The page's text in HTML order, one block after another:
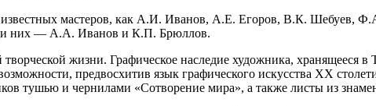
мастеров, как А.И. Иванов, А.Е. Егоров, В.К. Шебуев,
них — А.А. Иванов и К.П. Брюллов.
жизни. Графическое наследие художника, хранящееся в
предвосхитив язык графического искусства ХХ
тушью и чернилами «Сотворение мира», а также листы из